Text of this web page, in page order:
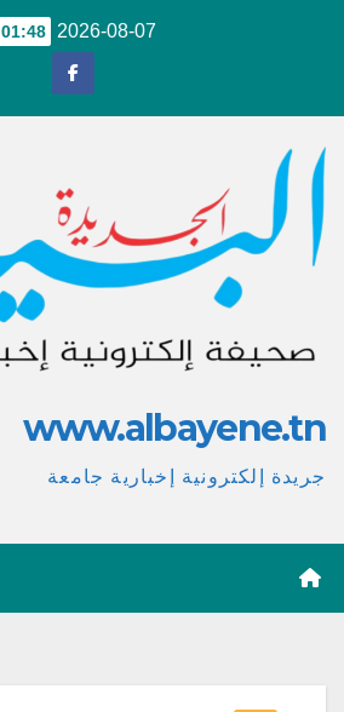
2026-08-07
01:48
www.albayene.tn
جريدة إلكترونية إخبارية جامعة